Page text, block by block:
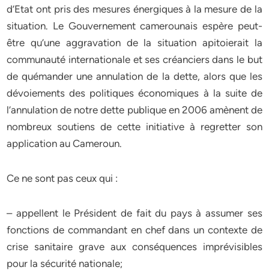
d’Etat ont pris des mesures énergiques à la mesure de la
situation. Le Gouvernement camerounais espère peut-
être qu’une aggravation de la situation apitoierait la
communauté internationale et ses créanciers dans le but
de quémander une annulation de la dette, alors que les
dévoiements des politiques économiques à la suite de
l’annulation de notre dette publique en 2006 amènent de
nombreux soutiens de cette initiative à regretter son
application au Cameroun.
Ce ne sont pas ceux qui :
– appellent le Président de fait du pays à assumer ses
fonctions de commandant en chef dans un contexte de
crise sanitaire grave aux conséquences imprévisibles
pour la sécurité nationale;